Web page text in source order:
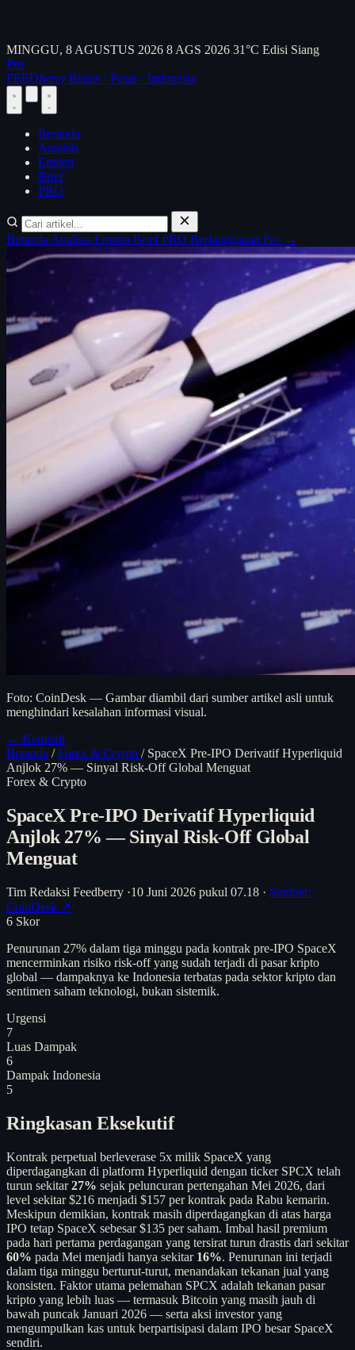
MINGGU, 8 AGUSTUS 2026 8 AGS 2026 31°C Edisi Siang
Pro
FEEDberry Bisnis · Pasar · Indonesia
Beranda
Analisis
Emiten
Brief
PRO
Beranda Analisis Emiten BriefPRO Berlangganan Pro →
Foto: CoinDesk — Gambar diambil dari sumber artikel asli untuk
menghindari kesalahan informasi visual.
← Kembali
Beranda / Forex & Crypto / SpaceX Pre-IPO Derivatif Hyperliquid
Anjlok 27% — Sinyal Risk-Off Global Menguat
Forex & Crypto
SpaceX Pre-IPO Derivatif Hyperliquid
Anjlok 27% — Sinyal Risk-Off Global
Menguat
Tim Redaksi Feedberry ·10 Juni 2026 pukul 07.18 · Sumber:
CoinDesk ↗
6 Skor
Penurunan 27% dalam tiga minggu pada kontrak pre-IPO SpaceX
mencerminkan risiko risk-off yang sudah terjadi di pasar kripto
global — dampaknya ke Indonesia terbatas pada sektor kripto dan
sentimen saham teknologi, bukan sistemik.
Urgensi
7
Luas Dampak
6
Dampak Indonesia
5
Ringkasan Eksekutif
Kontrak perpetual berleverase 5x milik SpaceX yang
diperdagangkan di platform Hyperliquid dengan ticker SPCX telah
turun sekitar27% sejak peluncuran pertengahan Mei 2026, dari
level sekitar $216 menjadi $157 per kontrak pada Rabu kemarin.
Meskipun demikian, kontrak masih diperdagangkan di atas harga
IPO tetap SpaceX sebesar $135 per saham. Imbal hasil premium
pada hari pertama perdagangan yang tersirat turun drastis dari sekitar
60% pada Mei menjadi hanya sekitar 16%. Penurunan ini terjadi
dalam tiga minggu berturut-turut, menandakan tekanan jual yang
konsisten. Faktor utama pelemahan SPCX adalah tekanan pasar
kripto yang lebih luas — termasuk Bitcoin yang masih jauh di
bawah puncak Januari 2026 — serta aksi investor yang
mengumpulkan kas untuk berpartisipasi dalam IPO besar SpaceX
sendiri.